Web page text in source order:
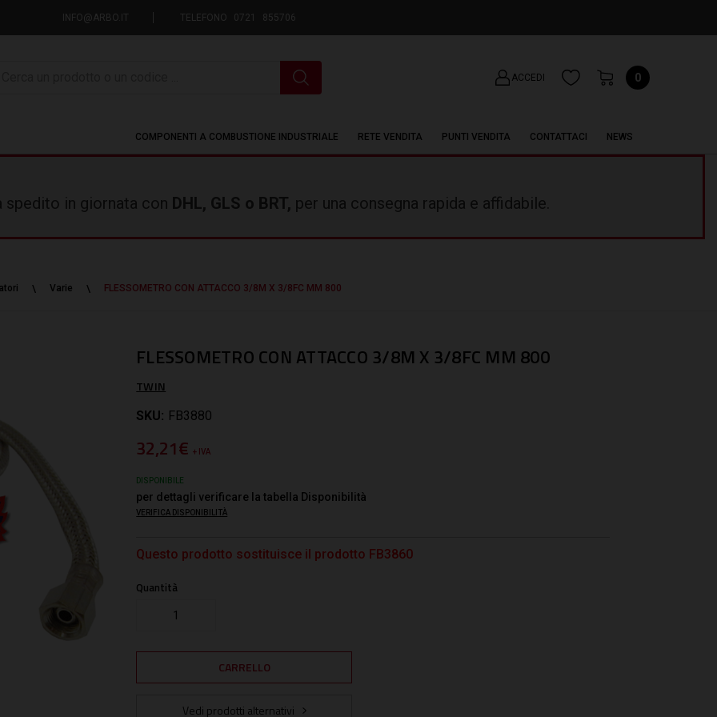
INFO@ARBO.IT TELEFONO 0721 855706
ACCEDI 0
COMPONENTI A COMBUSTIONE INDUSTRIALE RETE VENDITA PUNTI VENDITA CONTATTACI NEWS
spedito in giornata con DHL, GLS o BRT, per una consegna rapida e affidabile.
Varie FLESSOMETRO CON ATTACCO 3/8M X 3/8FC MM 800
FLESSOMETRO CON ATTACCO 3/8M X 3/8FC MM 800
TWIN
SKU: FB3880
32,21€+ IVA
DISPONIBILE
per dettagli verificare la tabella Disponibilità
VERIFICA DISPONIBILITÀ
Questo prodotto sostituisce il prodotto FB3860
Quantità
Vedi prodotti alternativi